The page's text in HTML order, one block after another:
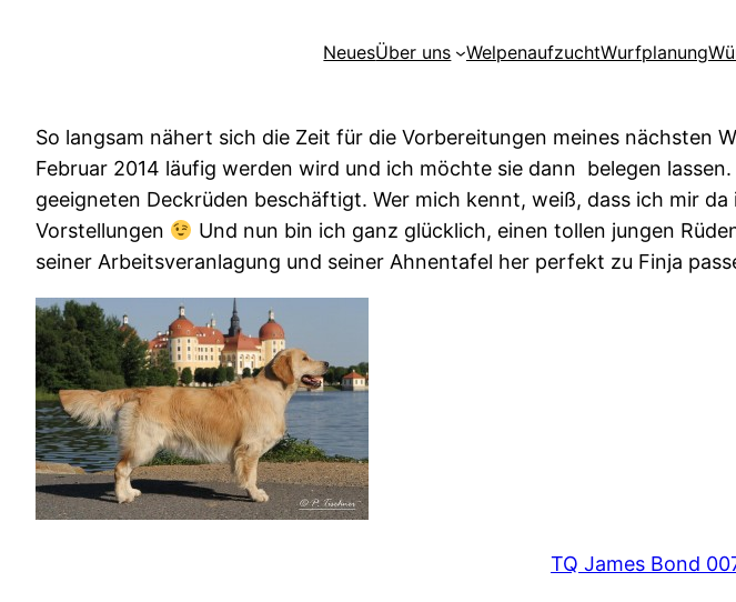
NeuesÜber uns WelpenaufzuchtWurfplanung
So langsam nähert sich die Zeit für die Vorbereitungen meines nächsten
Februar 2014 läufig werden wird und ich möchte sie dann belegen
geeigneten Deckrüden beschäftigt. Wer mich kennt, weiß, dass ich mir
Vorstellungen
Und nun bin ich ganz glücklich, einen tollen jungen
seiner Arbeitsveranlagung und seiner Ahnentafel her perfekt zu Finja
TQ James Bond